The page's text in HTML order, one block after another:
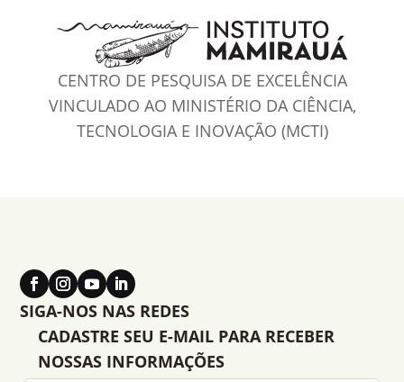
CENTRO DE PESQUISA DE EXCELÊNCIA
VINCULADO AO MINISTÉRIO DA CIÊNCIA,
TECNOLOGIA E INOVAÇÃO (MCTI)
SIGA-NOS NAS REDES
CADASTRE SEU E-MAIL PARA RECEBER
NOSSAS INFORMAÇÕES